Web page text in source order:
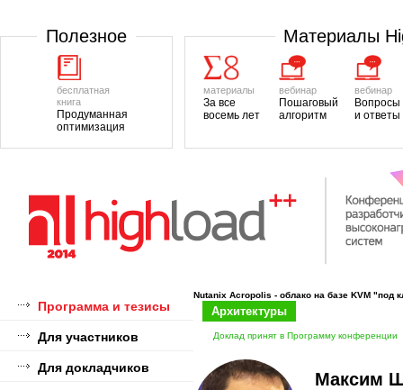
Полезноe
бесплатная
книга
Продуманная
оптимизация
Материалы
материалы
За все
восемь лет
вебинар
Пошаговый
алгоритм
вебинар
Вопросы
и ответы
Программа и тезисы
Для участников
Для докладчиков
Nutanix Acropolis - облако на базе KVM "под
Архитектуры
Доклад принят в Программу конференции
Максим